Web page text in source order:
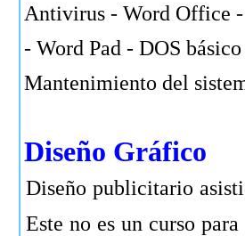
Antivirus - Word Office
- Word Pad - DOS
Mantenimiento del
Diseño Gráfico
Diseño publicitario
Este no es un curso